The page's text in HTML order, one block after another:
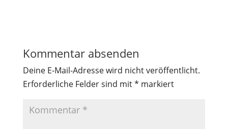
Kommentar absenden
Deine E-Mail-Adresse wird nicht veröffentlicht.
Erforderliche Felder sind mit* markiert